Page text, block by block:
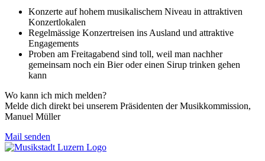
Konzerte auf hohem musikalischem Niveau in attraktiven
Konzertlokalen
Regelmässige Konzertreisen ins Ausland und attraktive
Engagements
Proben am Freitagabend sind toll, weil man nachher
gemeinsam noch ein Bier oder einen Sirup trinken gehen
kann
Wo kann ich mich melden?
Melde dich direkt bei unserem Präsidenten der Musikkommission,
Manuel Müller
Mail senden